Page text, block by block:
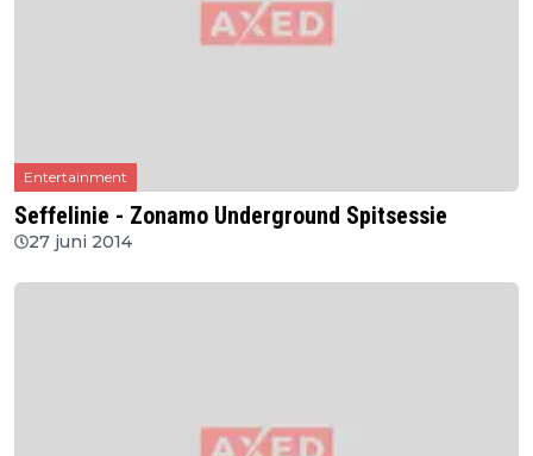
Entertainment
Seffelinie - Zonamo Underground Spitsessie
27 juni 2014